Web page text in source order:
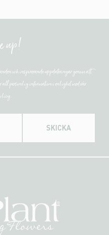
up!
och inspirerande uppdateringar genom att
all personlig information i enlighet med vår
SKICKA